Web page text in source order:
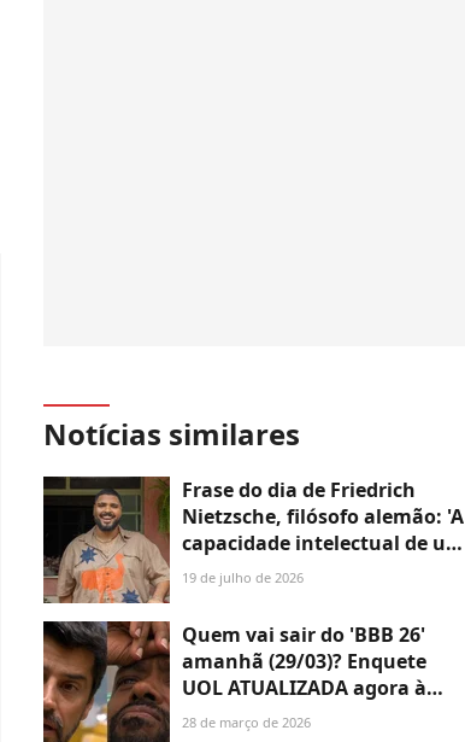
Notícias similares
Frase do dia de Friedrich
Nietzsche, filósofo alemão: 'A
capacidade intelectual de um
homem é medida pela dose
empregar'
19 de julho de 2026
Quem vai sair do 'BBB 26'
amanhã (29/03)? Enquete
UOL ATUALIZADA agora à
tarde mostra disputa
28 de março de 2026